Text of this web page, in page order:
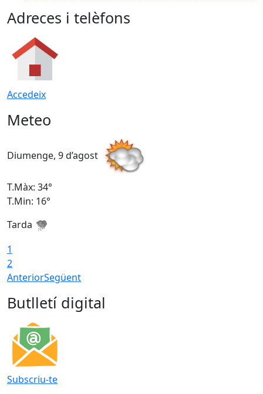
Adreces i telèfons
Accedeix
Meteo
Diumenge, 9 d’agost
T.Màx: 34°
T.Min: 16°
Tarda
1
2
AnteriorSegüent
Butlletí digital
Subscriu-te